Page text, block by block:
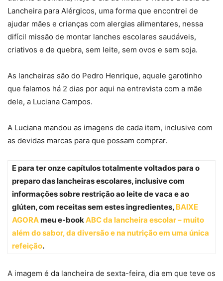
Lancheira para Alérgicos, uma forma que encontrei de
ajudar mães e crianças com alergias alimentares, nessa
difícil missão de montar lanches escolares saudáveis,
criativos e de quebra, sem leite, sem ovos e sem soja.
As lancheiras são do Pedro Henrique, aquele garotinho
que falamos há 2 dias por aqui na entrevista com a mãe
dele, a Luciana Campos.
A Luciana mandou as imagens de cada item, inclusive com
as devidas marcas para que possam comprar.
E para ter onze capítulos totalmente voltados para o
preparo das lancheiras escolares, inclusive com
informações sobre restrição ao leite de vaca e ao
glúten, com receitas sem estes ingredientes, BAIXE
AGORAmeu e-bookABC da lancheira escolar – muito
além do sabor, da diversão e na nutrição em uma única
refeição.
A imagem é da lancheira de sexta-feira, dia em que teve os